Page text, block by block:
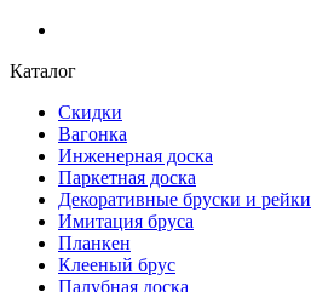
Каталог
Скидки
Вагонка
Инженерная доска
Паркетная доска
Декоративные бруски и рейки
Имитация бруса
Планкен
Клееный брус
Палубная доска